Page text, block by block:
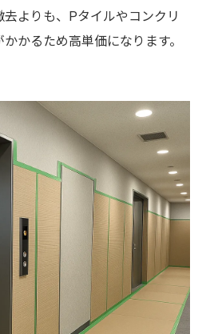
よりも、Pタイルやコンクリ
かるため高単価になります。